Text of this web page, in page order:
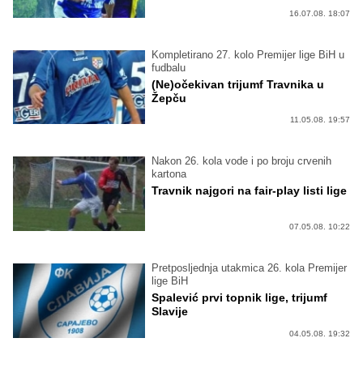
16.07.08. 18:07
Kompletirano 27. kolo Premijer lige BiH u
fudbalu
(Ne)očekivan trijumf Travnika u
Žepču
11.05.08. 19:57
Nakon 26. kola vode i po broju crvenih
kartona
Travnik najgori na fair-play listi lige
07.05.08. 10:22
Pretposljednja utakmica 26. kola Premijer
lige BiH
Spalević prvi topnik lige, trijumf
Slavije
04.05.08. 19:32